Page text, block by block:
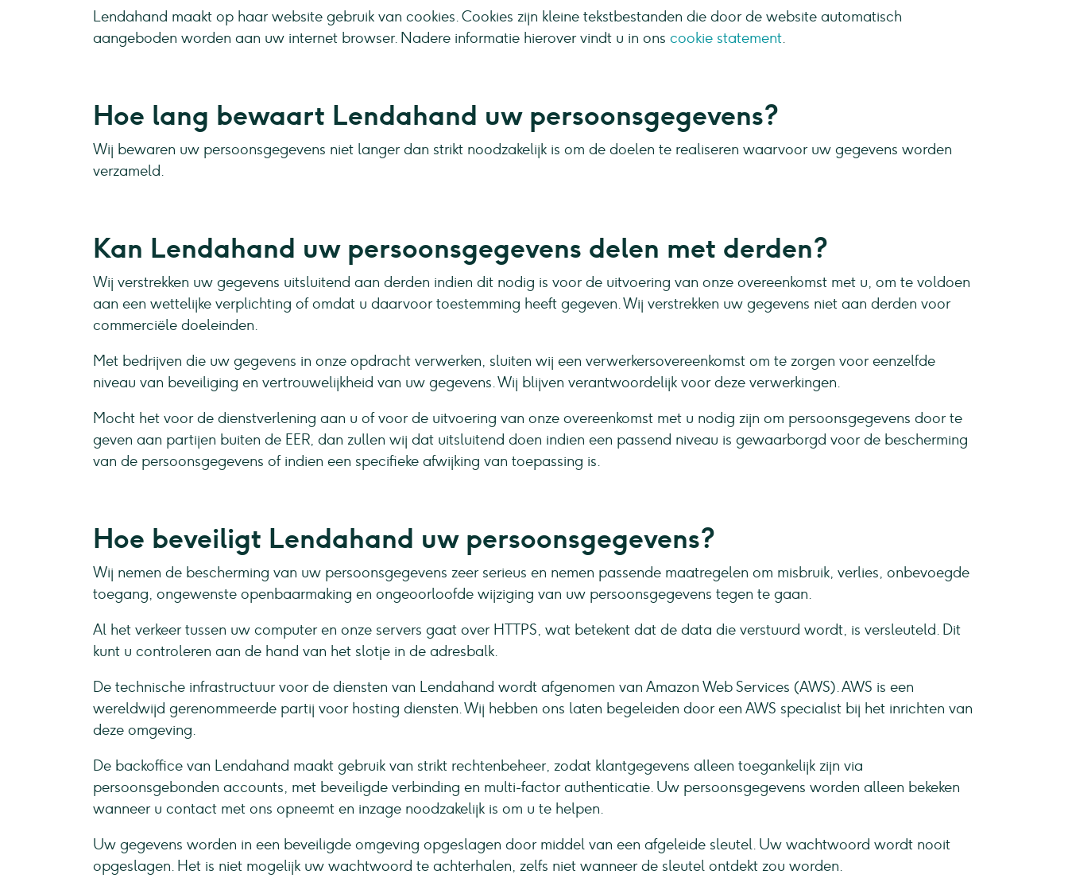
Lendahand maakt op haar website gebruik van cookies. Cookies zijn kleine tekstbestanden die door de website automatisch
aangeboden worden aan uw internet browser. Nadere informatie hierover vindt u in ons cookie statement.
Hoe lang bewaart Lendahand uw persoonsgegevens?
Wij bewaren uw persoonsgegevens niet langer dan strikt noodzakelijk is om de doelen te realiseren waarvoor uw gegevens worden
verzameld.
Kan Lendahand uw persoonsgegevens delen met derden?
Wij verstrekken uw gegevens uitsluitend aan derden indien dit nodig is voor de uitvoering van onze overeenkomst met u, om te voldoen
aan een wettelijke verplichting of omdat u daarvoor toestemming heeft gegeven. Wij verstrekken uw gegevens niet aan derden voor
commerciële doeleinden.
Met bedrijven die uw gegevens in onze opdracht verwerken, sluiten wij een verwerkersovereenkomst om te zorgen voor eenzelfde
niveau van beveiliging en vertrouwelijkheid van uw gegevens. Wij blijven verantwoordelijk voor deze verwerkingen.
Mocht het voor de dienstverlening aan u of voor de uitvoering van onze overeenkomst met u nodig zijn om persoonsgegevens door te
geven aan partijen buiten de EER, dan zullen wij dat uitsluitend doen indien een passend niveau is gewaarborgd voor de bescherming
van de persoonsgegevens of indien een specifieke afwijking van toepassing is.
Hoe beveiligt Lendahand uw persoonsgegevens?
Wij nemen de bescherming van uw persoonsgegevens zeer serieus en nemen passende maatregelen om misbruik, verlies, onbevoegde
toegang, ongewenste openbaarmaking en ongeoorloofde wijziging van uw persoonsgegevens tegen te gaan.
Al het verkeer tussen uw computer en onze servers gaat over HTTPS, wat betekent dat de data die verstuurd wordt, is versleuteld. Dit
kunt u controleren aan de hand van het slotje in de adresbalk.
De technische infrastructuur voor de diensten van Lendahand wordt afgenomen van Amazon Web Services (AWS). AWS is een
wereldwijd gerenommeerde partij voor hosting diensten. Wij hebben ons laten begeleiden door een AWS specialist bij het inrichten van
deze omgeving.
De backoffice van Lendahand maakt gebruik van strikt rechtenbeheer, zodat klantgegevens alleen toegankelijk zijn via
persoonsgebonden accounts, met beveiligde verbinding en multi-factor authenticatie. Uw persoonsgegevens worden alleen bekeken
wanneer u contact met ons opneemt en inzage noodzakelijk is om u te helpen.
Uw gegevens worden in een beveiligde omgeving opgeslagen door middel van een afgeleide sleutel. Uw wachtwoord wordt nooit
opgeslagen. Het is niet mogelijk uw wachtwoord te achterhalen, zelfs niet wanneer de sleutel ontdekt zou worden.